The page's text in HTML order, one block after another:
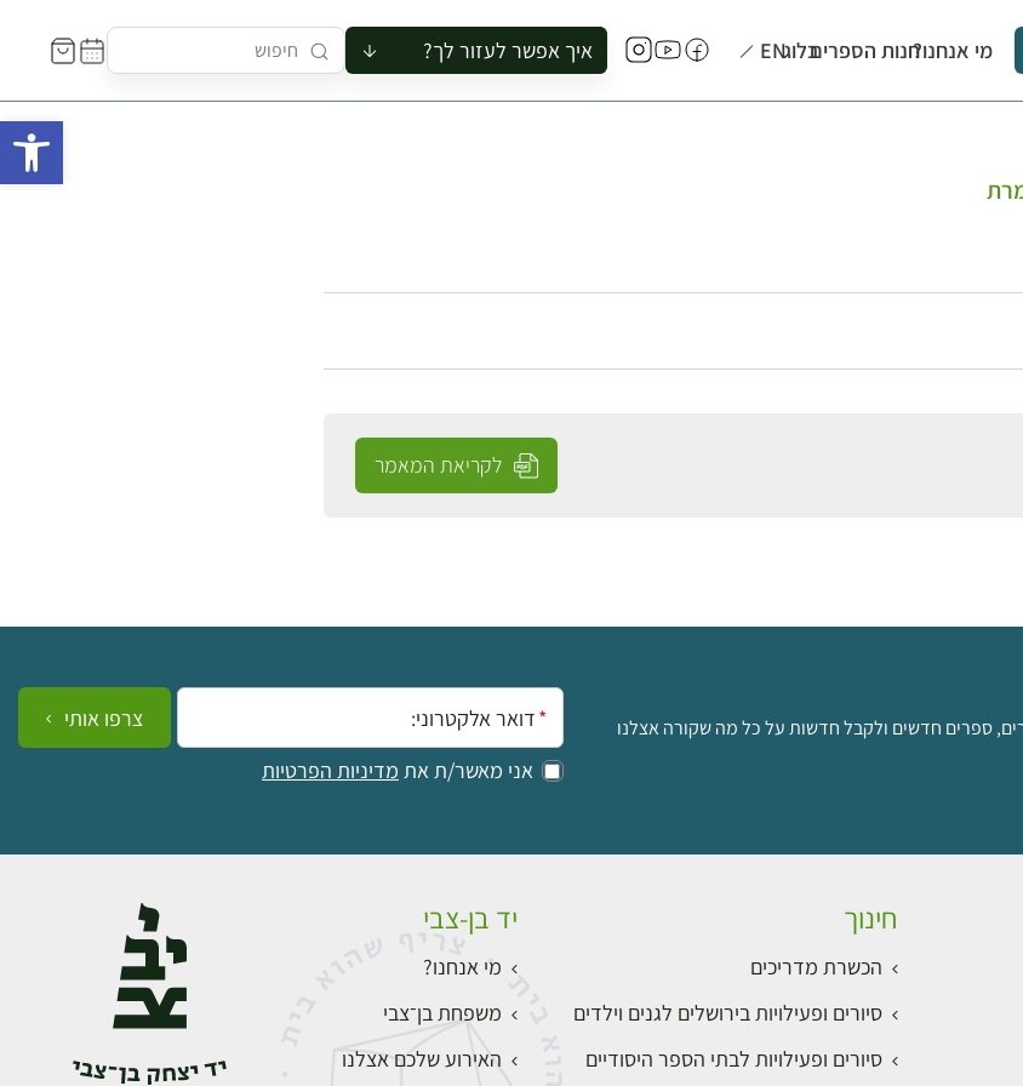
מי אנחנו?חנות הספריםבלוגEN איך אפשר לעזור לך?
להזמין סיור לקבוצה
לקריאת המאמר
ספרים חדשים ולקבל חדשות על כל מה שקורה אצלנו
אימייל:
אני מאשר/ת את מדיניות הפרטיות
צרפו אותי
חינוך
הכשרת מדריכים
סיורים ופעילויות בירושלים לגנים וילדים
סיורים ופעילויות לבתי הספר היסודיים
יד בן-צבי
מי אנחנו?
משפחת בן־צבי
האירוע שלכם אצלנו